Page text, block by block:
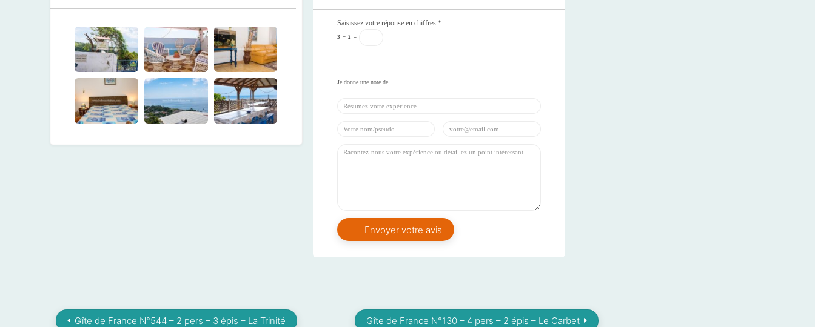
Saisissez votre réponse en chiffres*
3 + 2 =
Gîte de France N°544 – 2 pers – 3 épis – La Trinité Gîte de France N°130 – 4 pers – 2 épis – Le Carbet